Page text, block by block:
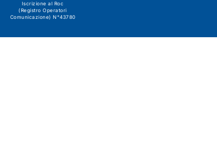
Iscrizione al Roc
(Registro Operatori
Comunicazione) N°43780